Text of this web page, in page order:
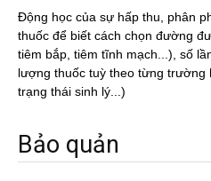
Động học của sự hấp thu, phân
thuốc để biết cách chọn đường
tiêm bắp, tiêm tĩnh mạch...), số
lượng thuốc tuỳ theo từng trường
trạng thái sinh lý...)
Bảo quản